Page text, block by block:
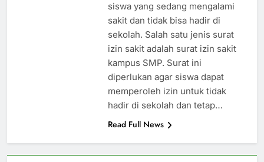
siswa yang sedang mengalami
sakit dan tidak bisa hadir di
sekolah. Salah satu jenis surat
izin sakit adalah surat izin sakit
kampus SMP. Surat ini
diperlukan agar siswa dapat
memperoleh izin untuk tidak
hadir di sekolah dan tetap…
Read Full News